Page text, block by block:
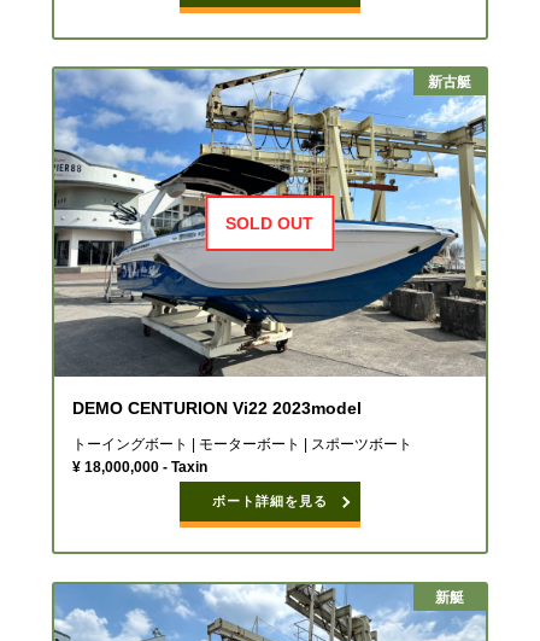
新古艇
SOLD OUT
DEMO CENTURION Vi22 2023model
トーイングボート | モーターボート | スポーツボート
¥ 18,000,000 - Taxin
ボート詳細を見る
新艇